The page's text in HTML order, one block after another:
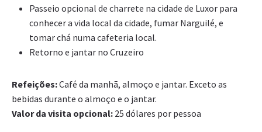
Passeio opcional de charrete na cidade de Luxor para
conhecer a vida local da cidade, fumar Narguilé, e
tomar chá numa cafeteria local.
Retorno e jantar no Cruzeiro
Refeições:Café da manhã, almoço e jantar. Exceto as
bebidas durante o almoço e o jantar.
Valor da visita opcional: 25 dólares por pessoa